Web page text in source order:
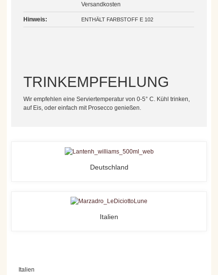
Versandkosten
Hinweis: ENTHÄLT FARBSTOFF E 102
TRINKEMPFEHLUNG
Wir empfehlen eine Serviertemperatur von 0-5° C. Kühl trinken,
auf Eis, oder einfach mit Prosecco genießen.
Deutschland
Italien
Italien